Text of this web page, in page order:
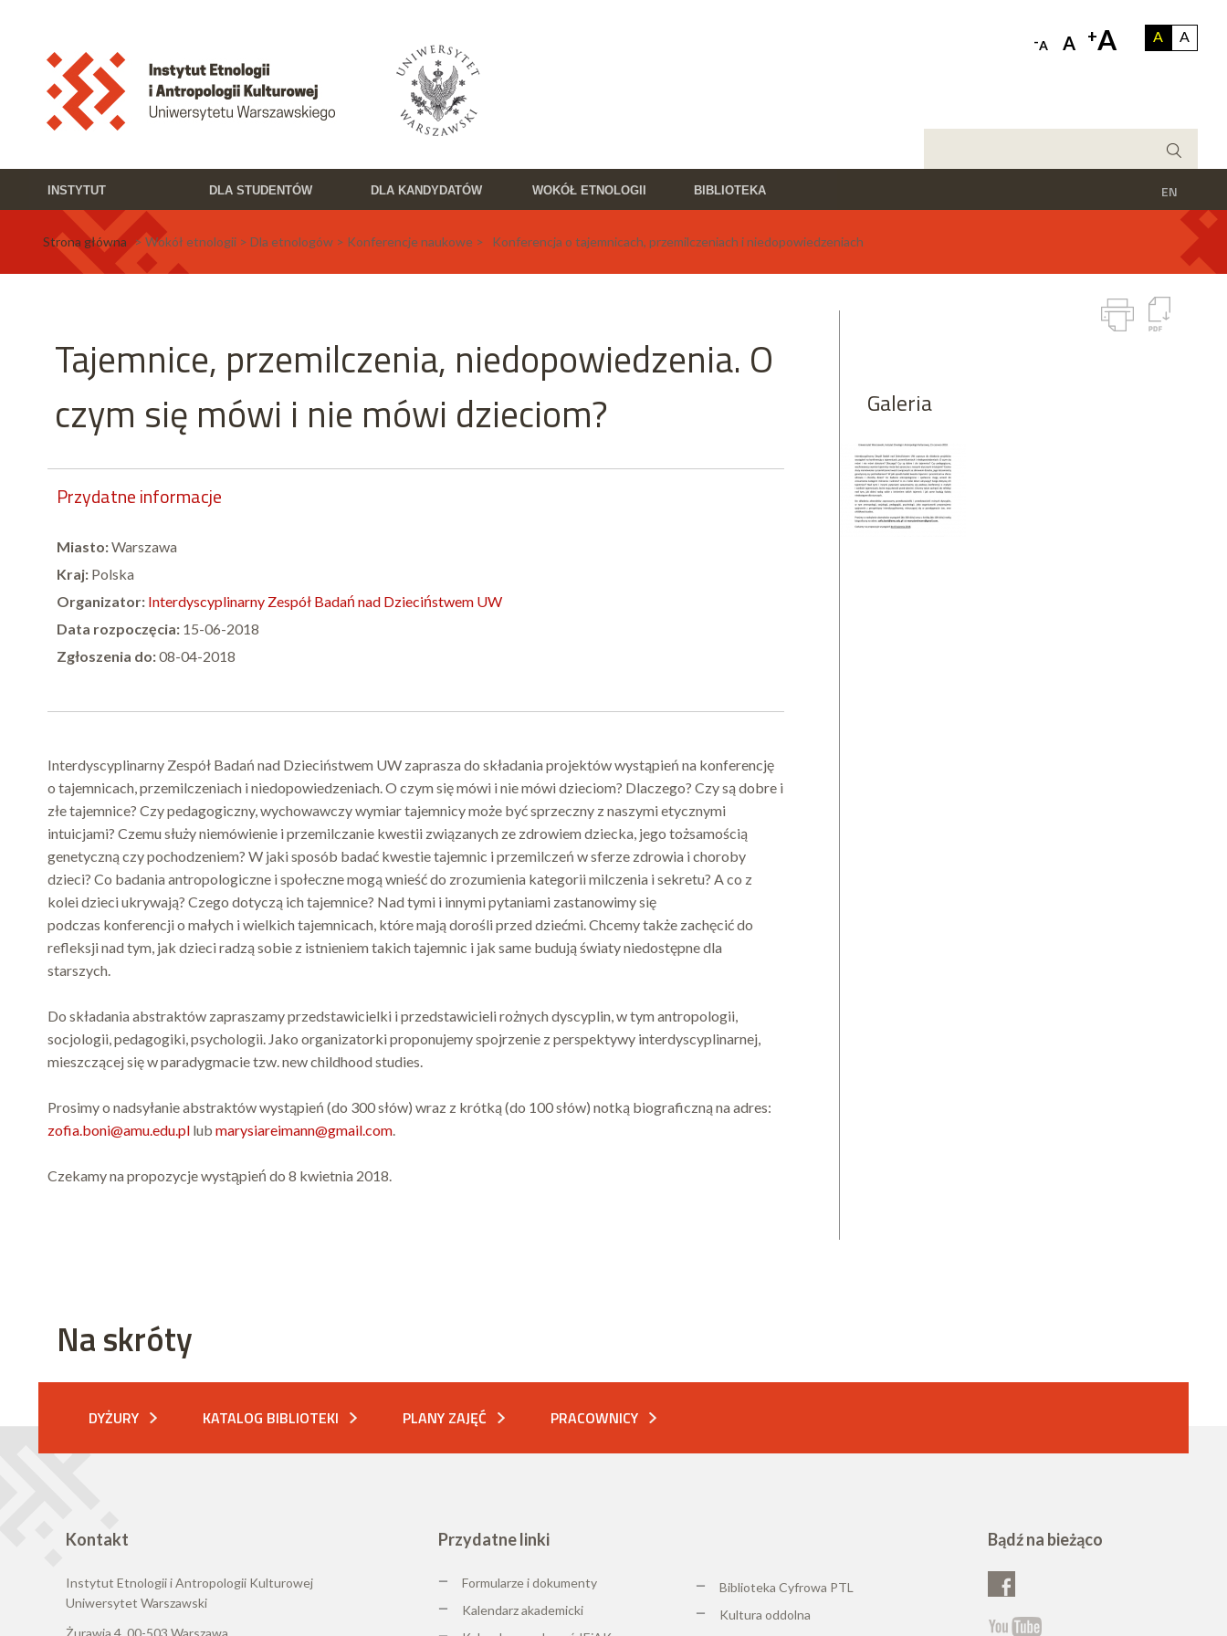
A
A
-A A +A
INSTYTUT DLA STUDENTÓW DLA KANDYDATÓW WOKÓŁ ETNOLOGII BIBLIOTEKA EN
Strona główna > Wokół etnologii > Dla etnologów > Konferencje naukowe > Konferencja o tajemnicach, przemilczeniach i niedopowiedzeniach
Tajemnice, przemilczenia, niedopowiedzenia. O
czym się mówi i nie mówi dzieciom?
Przydatne informacje
Miasto:Warszawa
Kraj: Polska
Organizator: Interdyscyplinarny Zespół Badań nad Dzieciństwem UW
Data rozpoczęcia: 15-06-2018
Zgłoszenia do:08-04-2018
Interdyscyplinarny Zespół Badań nad Dzieciństwem UW zaprasza do składania projektów wystąpień na konferencję
o tajemnicach, przemilczeniach i niedopowiedzeniach. O czym się mówi i nie mówi dzieciom? Dlaczego? Czy są dobre i
złe tajemnice? Czy pedagogiczny, wychowawczy wymiar tajemnicy może być sprzeczny z naszymi etycznymi
intuicjami? Czemu służy niemówienie i przemilczanie kwestii związanych ze zdrowiem dziecka, jego tożsamością
genetyczną czy pochodzeniem? W jaki sposób badać kwestie tajemnic i przemilczeń w sferze zdrowia i choroby
dzieci? Co badania antropologiczne i społeczne mogą wnieść do zrozumienia kategorii milczenia i sekretu? A co z
kolei dzieci ukrywają? Czego dotyczą ich tajemnice? Nad tymi i innymi pytaniami zastanowimy się
podczas konferencji o małych i wielkich tajemnicach, które mają dorośli przed dziećmi. Chcemy także zachęcić do
refleksji nad tym, jak dzieci radzą sobie z istnieniem takich tajemnic i jak same budują światy niedostępne dla
starszych.
Do składania abstraktów zapraszamy przedstawicielki i przedstawicieli rożnych dyscyplin, w tym antropologii,
socjologii, pedagogiki, psychologii. Jako organizatorki proponujemy spojrzenie z perspektywy interdyscyplinarnej,
mieszczącej się w paradygmacie tzw. new childhood studies.
Prosimy o nadsyłanie abstraktów wystąpień (do 300 słów) wraz z krótką (do 100 słów) notką biograficzną na adres:
zofia.boni@amu.edu.pl lub marysiareimann@gmail.com.
Czekamy na propozycje wystąpień do 8 kwietnia 2018.
Galeria
Na skróty
DYŻURY KATALOG BIBLIOTEKI PLANY ZAJĘĆ PRACOWNICY
Kontakt
Instytut Etnologii i Antropologii Kulturowej
Uniwersytet Warszawski
Żurawia 4, 00-503 Warszawa
Przydatne linki
Formularze i dokumenty
Kalendarz akademicki
Biblioteka Cyfrowa PTL
Kultura oddolna
Bądź na bieżąco